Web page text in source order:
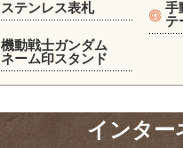
ステンレス表札
手
テ
機動戦士ガンダム
ネーム印スタンド
インター